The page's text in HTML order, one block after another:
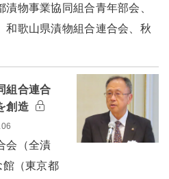
物事業協同組合青年部会、
和歌山県漬物組合連合会、秋
組合連合
創造
会（全漬
（東京都